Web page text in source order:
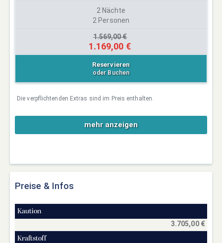
2 Nächte
2 Personen
1.569,00 €
1.169,00 €
Reservieren
oder Buchen
Die verpflichtenden Extras sind im Preis enthalten.
mehr anzeigen
Preise & Infos
Kaution
3.705,00 €
Kraftstoff